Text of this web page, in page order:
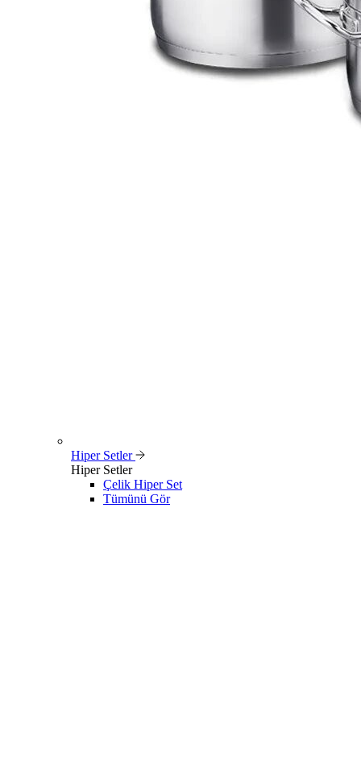
Hiper Setler
Hiper Setler
Çelik Hiper Set
Tümünü Gör